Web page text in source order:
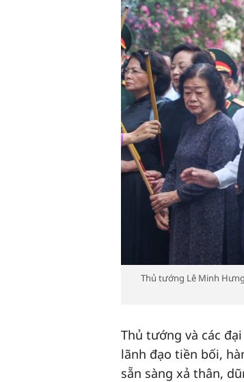
Thủ tướng Lê Minh
Thủ tướng và các
lãnh đạo tiền bối,
sẵn sàng xả thân,